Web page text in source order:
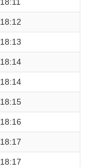
18:12
18:13
18:14
18:14
18:15
18:16
18:17
18:17